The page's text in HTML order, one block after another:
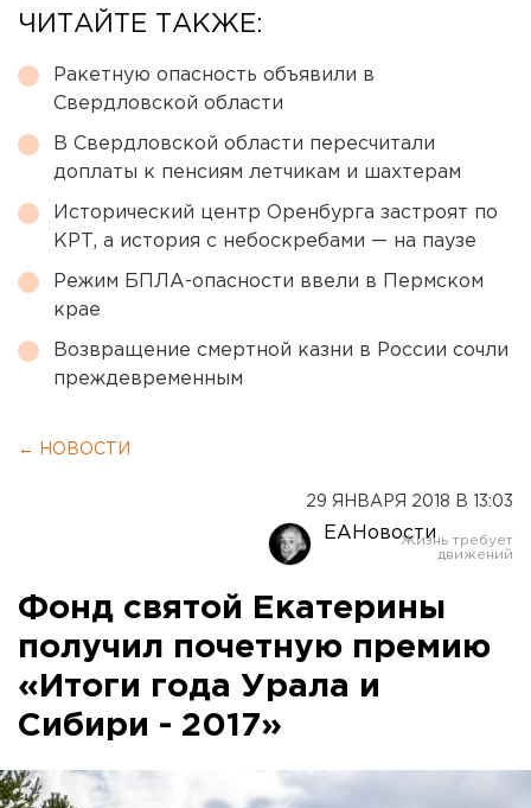
ЧИТАЙТЕ ТАКЖЕ:
Ракетную опасность объявили в
Свердловской области
В Свердловской области пересчитали
доплаты к пенсиям летчикам и шахтерам
Исторический центр Оренбурга застроят по
КРТ, а история с небоскребами — на паузе
Режим БПЛА-опасности ввели в Пермском
крае
Возвращение смертной казни в России сочли
преждевременным
← НОВОСТИ
29 ЯНВАРЯ 2018 В 13:03
ЕАНовости
Фонд святой Екатерины
получил почетную премию
«Итоги года Урала и
Сибири - 2017»